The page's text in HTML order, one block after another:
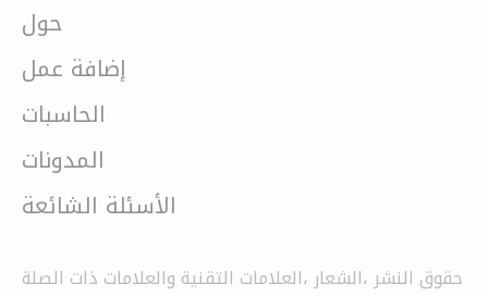
حول
إضافة عمل
الحاسبات
المدونات
الأسئلة الشائعة
حقوق النشر ،الشعار ،العلامات التقنية والعلامات ذات الصلة